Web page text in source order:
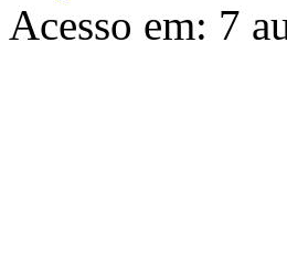
Acesso em: 7